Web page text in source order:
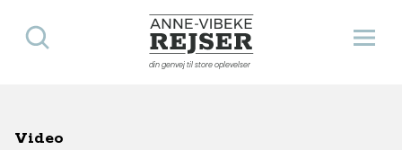
Anne-Vibeke Rejser
din genvej til store oplevelser
Åbn
Søg
Video